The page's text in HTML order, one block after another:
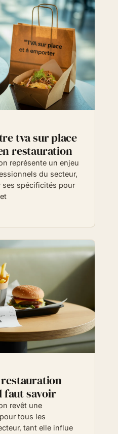
tva sur place
restauration
représente un enjeu
du secteur,
spécificités pour
faut savoir
revêt une
tous les
tant elle influe